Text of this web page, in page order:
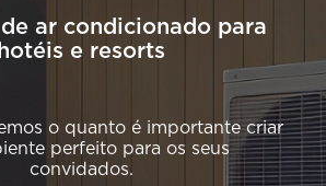
ar condicionado para
hotéis e resorts
o quanto é importante criar
perfeito para os seus
convidados.